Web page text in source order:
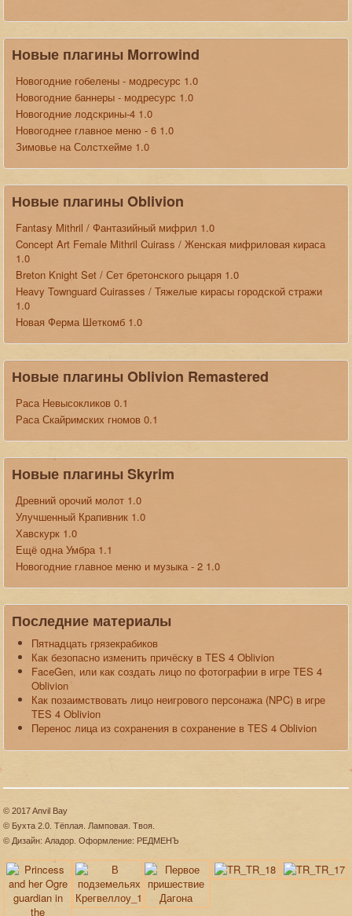
Новые плагины Morrowind
Новогодние гобелены - модресурс 1.0
Новогодние баннеры - модресурс 1.0
Новогодние лодскрины-4 1.0
Новогоднее главное меню - 6 1.0
Зимовье на Солстхейме 1.0
Новые плагины Oblivion
Fantasy Mithril / Фантазийный мифрил 1.0
Concept Art Female Mithril Cuirass / Женская мифриловая кираса
1.0
Breton Knight Set / Сет бретонского рыцаря 1.0
Heavy Townguard Cuirasses / Тяжелые кирасы городской стражи
1.0
Новая Ферма Шеткомб 1.0
Новые плагины Oblivion Remastered
Раса Невысокликов 0.1
Раса Скайримских гномов 0.1
Новые плагины Skyrim
Древний орочий молот 1.0
Улучшенный Крапивник 1.0
Хавскурк 1.0
Ещё одна Умбра 1.1
Новогодние главное меню и музыка - 2 1.0
Последние материалы
Пятнадцать грязекрабиков
Как безопасно изменить причёску в TES 4 Oblivion
FaceGen, или как создать лицо по фотографии в игре TES 4
Oblivion
Как позаимствовать лицо неигрового персонажа (NPC) в игре
TES 4 Oblivion
Перенос лица из сохранения в сохранение в TES 4 Oblivion
© 2017 Anvil Bay
© Бухта 2.0. Тёплая. Ламповая. Твоя.
© Дизайн: Аладор. Оформление: РЕДМЕНЪ